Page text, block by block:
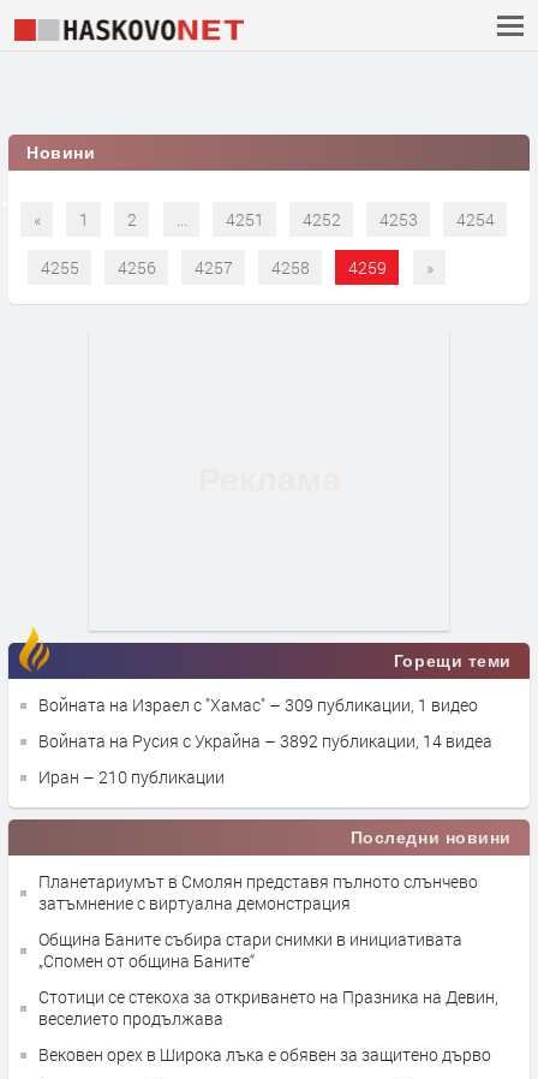
Новини
« 1 2 4251 4252 4253 4254
4255 4256 4257 4258 4259 »
Горещи теми
Войната на Израел с "Хамас"
– 309 публикации, 1 видео
Войната на Русия с Украйна
– 3892 публикации, 14 видеа
Иран
– 210 публикации
Последни новини
Планетариумът в Смолян представя пълното слънчево
затъмнение с виртуална демонстрация
Община Баните събира стари снимки в инициативата
„Спомен от община Баните“
Стотици се стекоха за откриването на Празника на Девин,
веселието продължава
Вековен орех в Широка лъка е обявен за защитено дърво